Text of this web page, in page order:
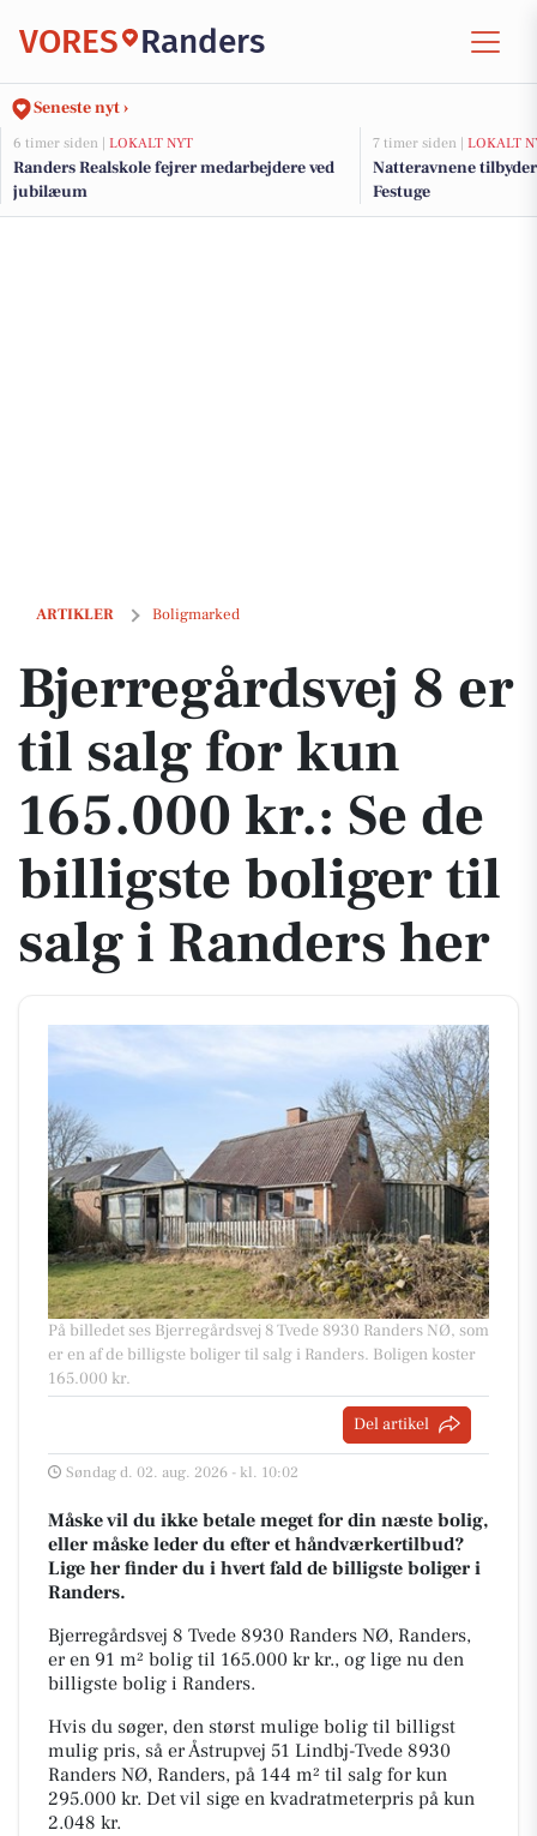
VORES Randers
Seneste nyt ›
6 timer siden | LOKALT NYT
Randers Realskole fejrer medarbejdere ved
jubilæum
7 timer siden | LOKALT
Natteravnene
Festuge
ARTIKLER Boligmarked
Bjerregårdsvej 8 er til salg for kun 165.000 kr.: Se de billigste
Bjerregårdsvej 8 er
til salg for kun
165.000 kr.: Se de
billigste boliger til
salg i Randers her
På billedet ses Bjerregårdsvej 8 Tvede 8930 Randers NØ, som
er en af de billigste boliger til salg i Randers. Boligen koster
165.000 kr.
Del artikel
Søndag d. 02. aug. 2026 - kl. 10:02
Måske vil du ikke betale meget for din næste bolig,
eller måske leder du efter et håndværkertilbud?
Lige her finder du i hvert fald de billigste boliger i
Randers.
Bjerregårdsvej 8 Tvede 8930 Randers NØ, Randers,
er en 91 m² bolig til 165.000 kr kr., og lige nu den
billigste bolig i Randers.
Hvis du søger, den størst mulige bolig til billigst
mulig pris, så er Åstrupvej 51 Lindbj-Tvede 8930
Randers NØ, Randers, på 144 m² til salg for kun
295.000 kr. Det vil sige en kvadratmeterpris på kun
2.048 kr.